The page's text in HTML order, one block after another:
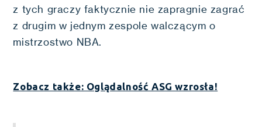
z tych graczy faktycznie nie zapragnie zagrać
z drugim w jednym zespole walczącym o
mistrzostwo NBA.
Zobacz także: Oglądalność ASG wzrosła!